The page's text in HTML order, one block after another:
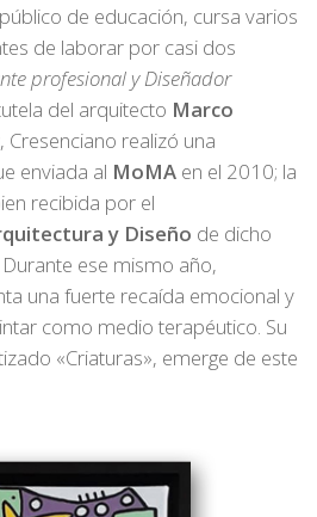
de educación, cursa varios
de laborar por casi dos
profesional y Diseñador
del arquitecto Marco
, Cresenciano realizó una
enviada al MoMA en el 2010; la
recibida por el
y Diseño de dicho
ese mismo año,
una fuerte recaída emocional y
como medio terapéutico. Su
«Criaturas», emerge de este